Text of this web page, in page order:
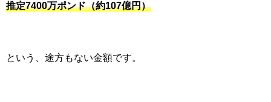
推定7400万ポンド（約107億円）
という、途方もない金額です。